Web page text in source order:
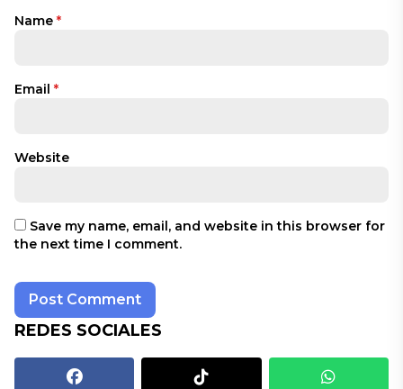
Name *
Email *
Website
Save my name, email, and website in this browser for
the next time I comment.
REDES SOCIALES